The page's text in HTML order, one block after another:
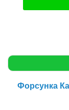
Форсунка